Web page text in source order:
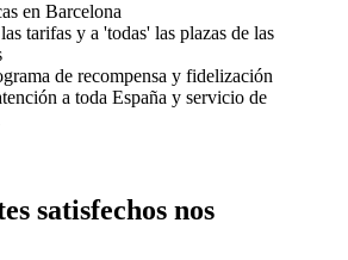
en Barcelona
tarifas y a 'todas' las plazas de las
de recompensa y fidelización
a toda España y servicio de
satisfechos nos